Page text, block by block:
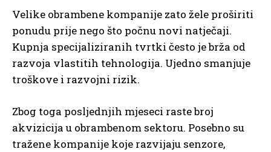
Velike obrambene kompanije zato žele proširiti
ponudu prije nego što počnu novi natječaji.
Kupnja specijaliziranih tvrtki često je brža od
razvoja vlastitih tehnologija. Ujedno smanjuje
troškove i razvojni rizik.
Zbog toga posljednjih mjeseci raste broj
akvizicija u obrambenom sektoru. Posebno su
tražene kompanije koje razvijaju senzore,